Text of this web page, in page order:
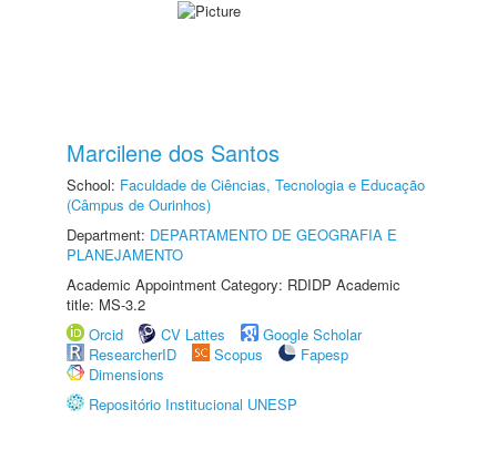
Marcilene dos Santos
School: Faculdade de Ciências, Tecnologia e Educação
(Câmpus de Ourinhos)
Department: DEPARTAMENTO DE GEOGRAFIA E
PLANEJAMENTO
Academic Appointment Category: RDIDP Academic
title: MS-3.2
Orcid
CV Lattes
Google Scholar
ResearcherID
Scopus
Fapesp
Dimensions
Repositório Institucional UNESP